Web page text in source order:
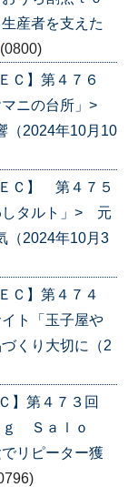
産者を支えた
(0800)
Ｃ】第４７６
ニの台所」>
（2024年10月10
Ｃ】 第４７５
しタルト」> 元
（2024年10月3
Ｃ】第４７４
ト「玉子屋や
くり大切に（2
】第４７３回
ｇ Ｓａｌｏ
リピーター獲